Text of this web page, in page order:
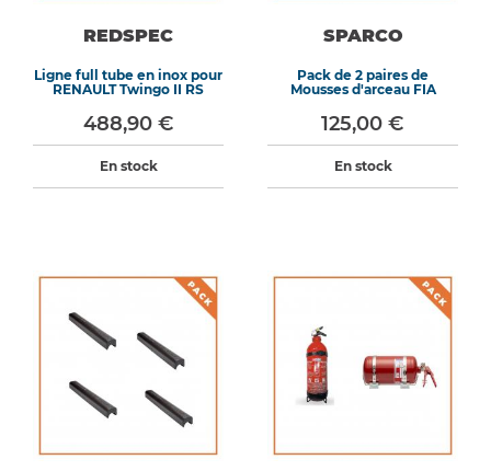
REDSPEC
Ligne full tube en inox pour
RENAULT Twingo II RS
488,90 €
En stock
SPARCO
Pack de 2 paires de
Mousses d'arceau FIA
125,00 €
En stock